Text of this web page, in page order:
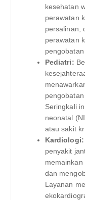
kesehatan
perawatan
persalinan,
perawatan
Pediatri:
Seringkali
neonatal
atau sakit
Kardiologi:
penyakit
dan
Layanan